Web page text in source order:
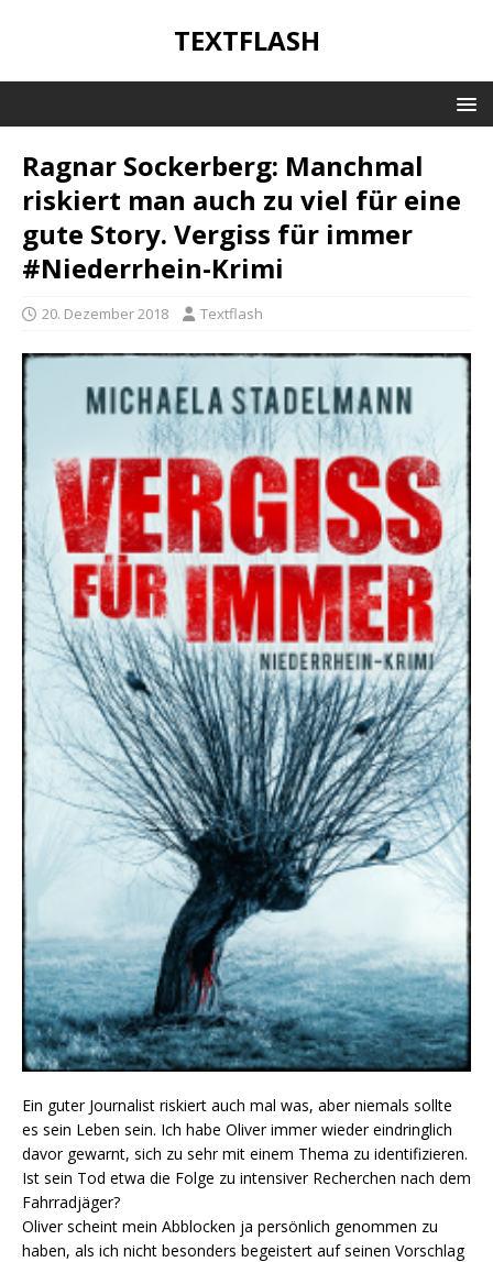
TEXTFLASH
Ragnar Sockerberg: Manchmal
riskiert man auch zu viel für eine
gute Story. Vergiss für immer
#Niederrhein-Krimi
20. Dezember 2018 Textflash
Ein guter Journalist riskiert auch mal was, aber niemals sollte
es sein Leben sein. Ich habe Oliver immer wieder eindringlich
davor gewarnt, sich zu sehr mit einem Thema zu identifizieren.
Ist sein Tod etwa die Folge zu intensiver Recherchen nach dem
Fahrradjäger?
Oliver scheint mein Abblocken ja persönlich genommen zu
haben, als ich nicht besonders begeistert auf seinen Vorschlag